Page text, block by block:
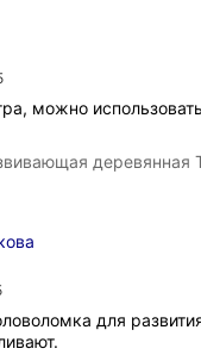
можно
деревянная
для